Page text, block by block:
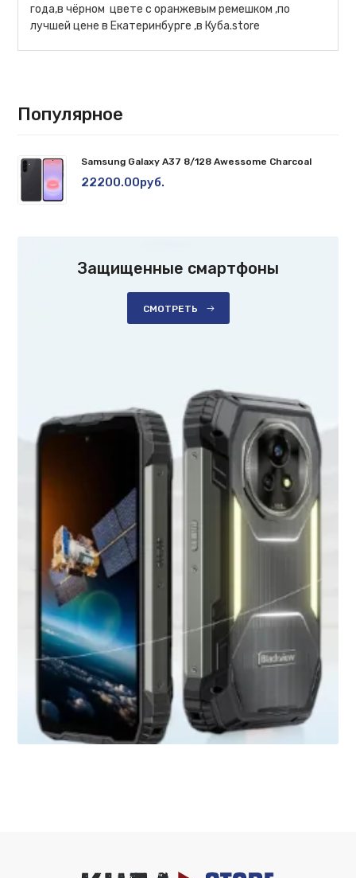
года,в чёрном цвете с оранжевым ремешком ,по
лучшей цене в Екатеринбурге ,в Куба.store
Популярное
Samsung Galaxy A37 8/128 Awessome Charcoal
22200.00руб.
Защищенные смартфоны
СМОТРЕТЬ